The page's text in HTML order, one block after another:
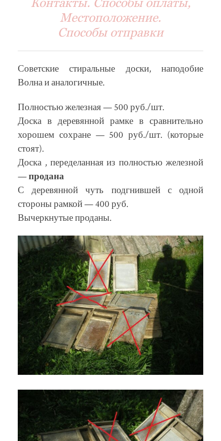
Местоположение.
Способы отправки
Советские стиральные доски, наподобие
Волна и аналогичные.
Полностью железная — 500 руб./шт.
Доска в деревянной рамке в сравнительно
хорошем сохране — 500 руб./шт. (которые
стоят).
Доска , переделанная из полностью железной
—продана
С деревянной чуть подгнившей с одной
стороны рамкой — 400 руб.
Вычеркнутые проданы.